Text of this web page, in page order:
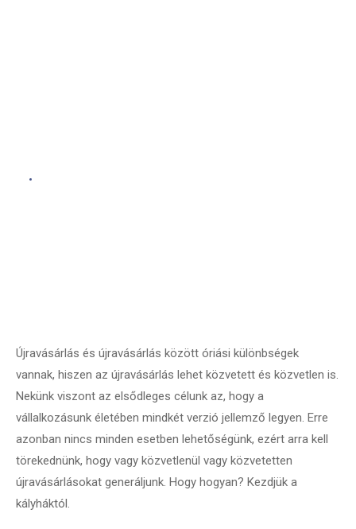
Újravásárlás és újravásárlás között óriási különbségek
vannak, hiszen az újravásárlás lehet közvetett és közvetlen is.
Nekünk viszont az elsődleges célunk az, hogy a
vállalkozásunk életében mindkét verzió jellemző legyen. Erre
azonban nincs minden esetben lehetőségünk, ezért arra kell
törekednünk, hogy vagy közvetlenül vagy közvetetten
újravásárlásokat generáljunk. Hogy hogyan? Kezdjük a
kályháktól.